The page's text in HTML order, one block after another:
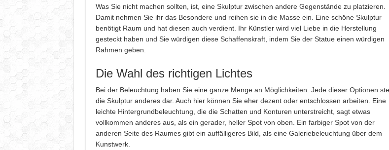
Was Sie nicht machen sollten, ist, eine Skulptur zwischen andere Gegenstände zu platzieren.
Damit nehmen Sie ihr das Besondere und reihen sie in die Masse ein. Eine schöne Skulptur
benötigt Raum und hat diesen auch verdient. Ihr Künstler wird viel Liebe in die Herstellung
gesteckt haben und Sie würdigen diese Schaffenskraft, indem Sie der Statue einen würdigen
Rahmen geben.
Die Wahl des richtigen Lichtes
Bei der Beleuchtung haben Sie eine ganze Menge an Möglichkeiten. Jede dieser Optionen
die Skulptur anderes dar. Auch hier können Sie eher dezent oder entschlossen arbeiten. Eine
leichte Hintergrundbeleuchtung, die die Schatten und Konturen unterstreicht, sagt etwas
vollkommen anderes aus, als ein gerader, heller Spot von oben. Ein farbiger Spot von der
anderen Seite des Raumes gibt ein auffälligeres Bild, als eine Galeriebeleuchtung über dem
Kunstwerk.